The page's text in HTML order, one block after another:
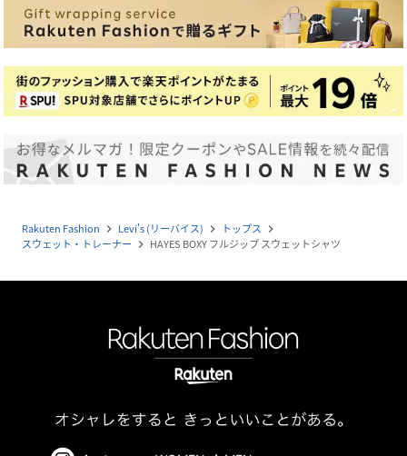
Rakuten Fashion navigate_next Levi's (リーバイス) navigate_next トップス navigate_next
スウェット・トレーナー navigate_next HAYES BOXY フルジップ スウェットシャツ